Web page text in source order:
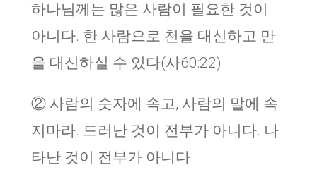
하나님께는 많은 사람이 필요한 것이
아니다. 한 사람으로 천을 대신하고 만
을 대신하실 수 있다(사60:22)
② 사람의 숫자에 속고, 사람의 말에 속
지마라. 드러난 것이 전부가 아니다. 나
타난 것이 전부가 아니다.